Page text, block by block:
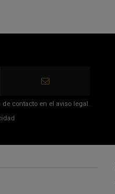
contacto en el aviso legal.